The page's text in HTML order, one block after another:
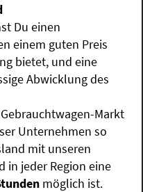
Du einen
einem guten Preis
bietet, und eine
Abwicklung des
Markt
Unternehmen so
mit unseren
in jeder Region eine
möglich ist.